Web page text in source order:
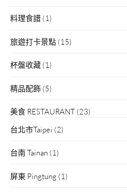
料理食譜 (1)
旅遊打卡景點 (15)
杯盤收藏 (1)
精品配飾 (5)
美食 RESTAURANT (23)
台北市Taipei (2)
台南 Tainan (1)
屏東 Pingtung (1)